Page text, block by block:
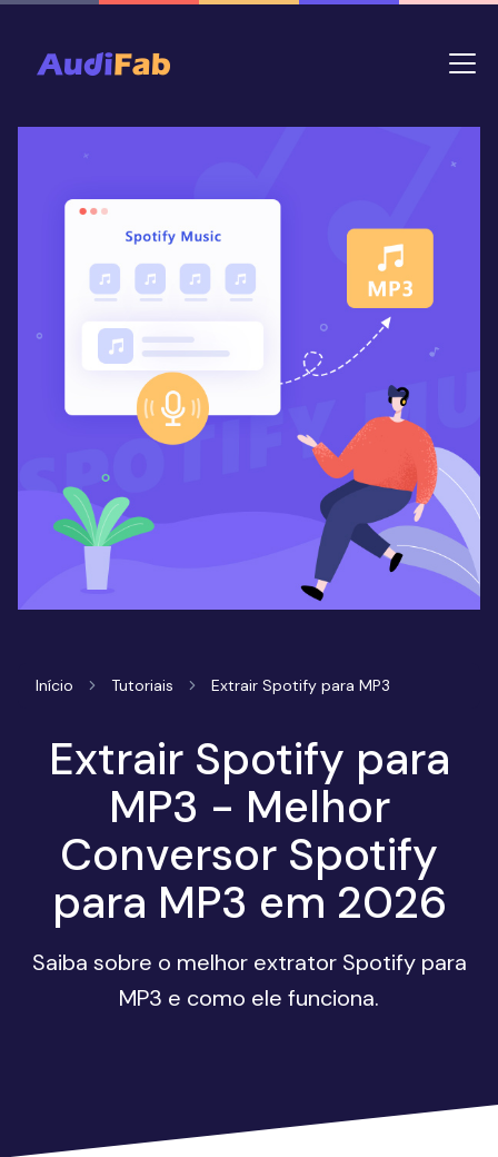
Início Tutoriais Extrair Spotify para MP3
Extrair Spotify para
MP3 - Melhor
Conversor Spotify
para MP3 em 2026
Saiba sobre o melhor extrator Spotify para
MP3 e como ele funciona.